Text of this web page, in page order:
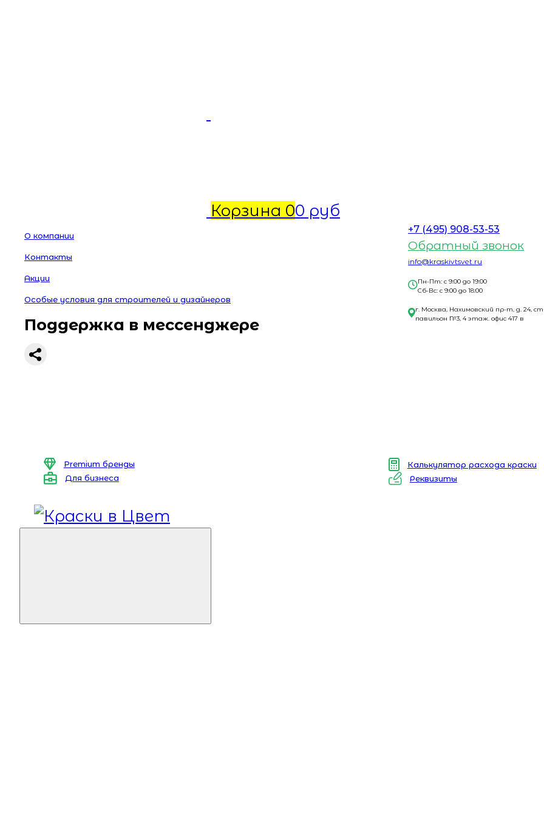
Корзина 00 руб
О компании
Контакты
Акции
Особые условия для строителей и дизайнеров
Поддержка в мессенджере
+7 (495) 908-53-53
Обратный звонок
info@kraskivtsvet.ru
Пн-Пт: с 9:00 до 19:00
Сб-Вс: с 9:00 до 18:00
г. Москва, Нахимовский пр-т, д. 24,
павильон №3, 4 этаж. офис 417 в
Premium бренды
Калькулятор расхода краски
Для бизнеса
Реквизиты